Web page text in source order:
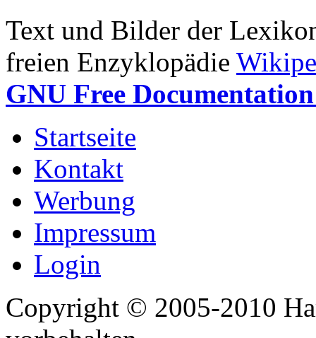
Text und Bilder der
freien Enzyklopädie
GNU Free
Startseite
Kontakt
Werbung
Impressum
Login
Copyright © 2005-2010